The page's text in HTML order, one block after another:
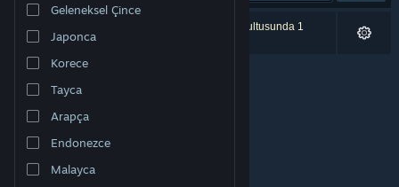
Dili değiştir
Steam mobil uygulamasını yükle
Masaüstü internet sitesini görüntüle
Geleneksel Çince
Japonca
Korece
Tayca
Arapça
Endonezce
Malayca
0 sonuç aramanızla eşleşiyor. Tercihleriniz doğrultusunda 1
ürün dâhil edilmedi.